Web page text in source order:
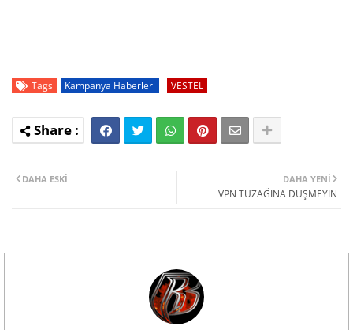
Tags Kampanya Haberleri VESTEL
DAHA YENI
VPN TUZAĞINA DÜŞMEYİN
DAHA ESKI